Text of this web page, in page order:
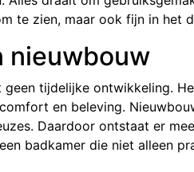
te zien, maar ook fijn in het
nieuwbouw
tijdelijke ontwikkeling.
en beleving.
Daardoor ontstaat er
badkamer die niet alleen